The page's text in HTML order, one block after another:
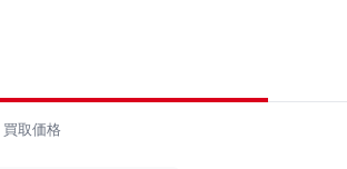
買取価格